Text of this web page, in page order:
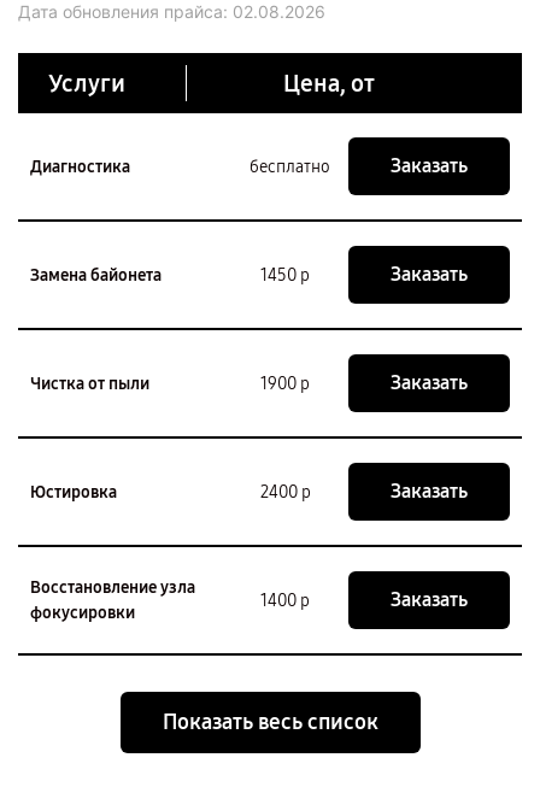
Дата обновления прайса: 02.08.2026
Услуги Цена, от
Диагностика бесплатно Заказать
Замена байонета 1450 р Заказать
Чистка от пыли 1900 р Заказать
Юстировка 2400 р Заказать
Восстановление узла
фокусировки
1400 р Заказать
Показать весь список